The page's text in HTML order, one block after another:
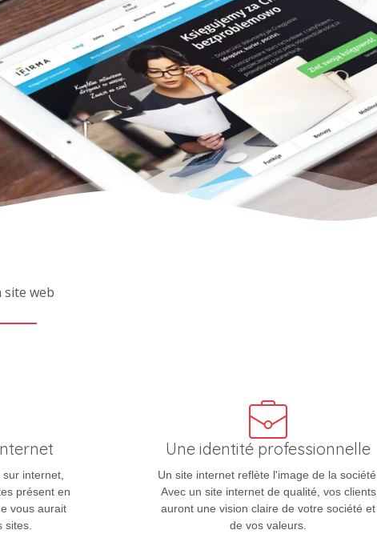
site web
internet,
présent en
vous aurait
sites.
Une identité professionnelle
Un site internet reflète l'image de la société.
Avec un site internet de qualité, vos clients
auront une vision claire de votre société et
de vos valeurs.